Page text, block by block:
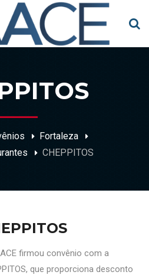
Fortaleza
CHEPPITOS
firmou convênio com a
que proporciona desconto